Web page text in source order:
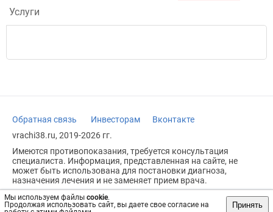
Мы используем файлы cookie.
Продолжая использовать сайт, вы даете свое согласие на
Принять
Услуги
Обратная связь Инвесторам
Вконтакте
vrachi38.ru, 2019-2026 гг.
Имеются противопоказания, требуется консультация
специалиста. Информация, представленная на сайте, не
может быть использована для постановки диагноза,
назначения лечения и не заменяет прием врача.
Возрастное ограничение: 18+